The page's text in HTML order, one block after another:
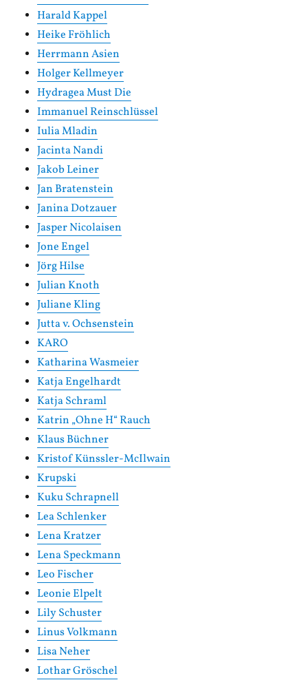
Harald Kappel
Heike Fröhlich
Herrmann Asien
Holger Kellmeyer
Hydragea Must Die
Immanuel Reinschlüssel
Iulia Mladin
Jacinta Nandi
Jakob Leiner
Jan Bratenstein
Janina Dotzauer
Jasper Nicolaisen
Jone Engel
Jörg Hilse
Julian Knoth
Juliane Kling
Jutta v. Ochsenstein
KARO
Katharina Wasmeier
Katja Engelhardt
Katja Schraml
Katrin „Ohne H“ Rauch
Klaus Büchner
Kristof Künssler-McIlwain
Krupski
Kuku Schrapnell
Lea Schlenker
Lena Kratzer
Lena Speckmann
Leo Fischer
Leonie Elpelt
Lily Schuster
Linus Volkmann
Lisa Neher
Lothar Gröschel